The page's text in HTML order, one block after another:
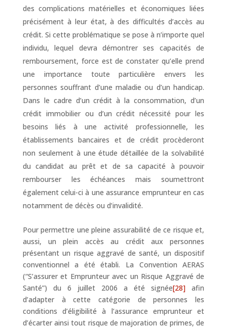
des complications matérielles et économiques liées
précisément à leur état, à des difficultés d’accès au
crédit. Si cette problématique se pose à n’importe quel
individu, lequel devra démontrer ses capacités de
remboursement, force est de constater qu’elle prend
une importance toute particulière envers les
personnes souffrant d’une maladie ou d’un handicap.
Dans le cadre d’un crédit à la consommation, d’un
crédit immobilier ou d’un crédit nécessité pour les
besoins liés à une activité professionnelle, les
établissements bancaires et de crédit procèderont
non seulement à une étude détaillée de la solvabilité
du candidat au prêt et de sa capacité à pouvoir
rembourser les échéances mais soumettront
également celui-ci à une assurance emprunteur en cas
notamment de décès ou d’invalidité.
Pour permettre une pleine assurabilité de ce risque et,
aussi, un plein accès au crédit aux personnes
présentant un risque aggravé de santé, un dispositif
conventionnel a été établi. La Convention AERAS
(“S’assurer et Emprunteur avec un Risque Aggravé de
Santé”) du 6 juillet 2006 a été signée[28] afin
d’adapter à cette catégorie de personnes les
conditions d’éligibilité à l’assurance emprunteur et
d’écarter ainsi tout risque de majoration de primes, de